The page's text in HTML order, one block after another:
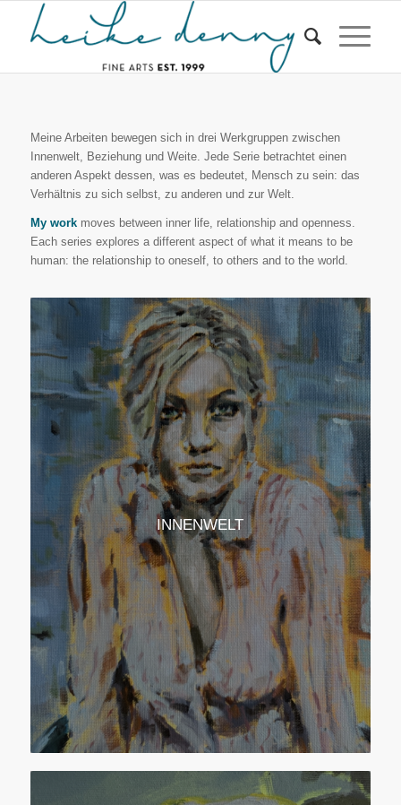
Meine Arbeiten bewegen sich in drei Werkgruppen zwischen
Innenwelt, Beziehung und Weite. Jede Serie betrachtet einen
anderen Aspekt dessen, was es bedeutet, Mensch zu sein: das
Verhältnis zu sich selbst, zu anderen und zur Welt.
My workmoves between inner life, relationship and openness.
Each series explores a different aspect of what it means to be
human: the relationship to oneself, to others and to the world.
INNENWELT